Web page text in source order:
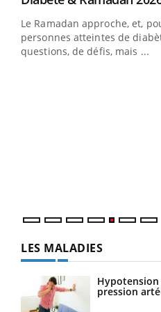
Le Ramadan approche, et,
personnes atteintes de
questions, de défis, mais ...
Un établissement lié à un
matière de bilan de santé :
LES MALADIES
pression